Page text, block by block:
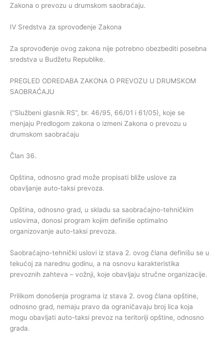
Zakona o prevozu u drumskom saobraćaju.
IV Sredstva za sprovođenje Zakona
Za sprovođenje ovog zakona nije potrebno obezbediti posebna
sredstva u Budžetu Republike.
PREGLED ODREDABA ZAKONA O PREVOZU U DRUMSKOM
SAOBRAĆAJU
(“Službeni glasnik RS“, br. 46/95, 66/01 i 61/05), koje se
menjaju Predlogom zakona o izmeni Zakona o prevozu u
drumskom saobraćaju
Član 36.
Opština, odnosno grad može propisati bliže uslove za
obavljanje auto-taksi prevoza.
Opština, odnosno grad, u skladu sa saobraćajno-tehničkim
uslovima, donosi program kojim definiše optimalno
organizovanje auto-taksi prevoza.
Saobraćajno-tehnički uslovi iz stava 2. ovog člana definišu se u
tekućoj za narednu godinu, a na osnovu karakteristika
prevoznih zahteva – vožnji, koje obavljaju stručne organizacije.
Prilikom donošenja programa iz stava 2. ovog člana opštine,
odnosno grad, nemaju pravo da ograničavaju broj lica koja
mogu obavljati auto-taksi prevoz na teritoriji opštine, odnosno
grada.